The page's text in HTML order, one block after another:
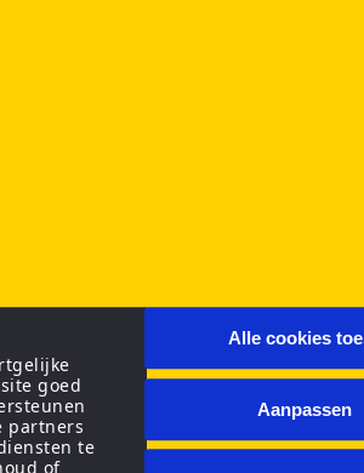
goed
partners
te
of
Alle cookies
Aanpassen